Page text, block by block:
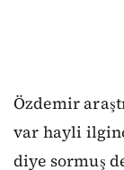
Özdemir
var hayli
diye sormuş